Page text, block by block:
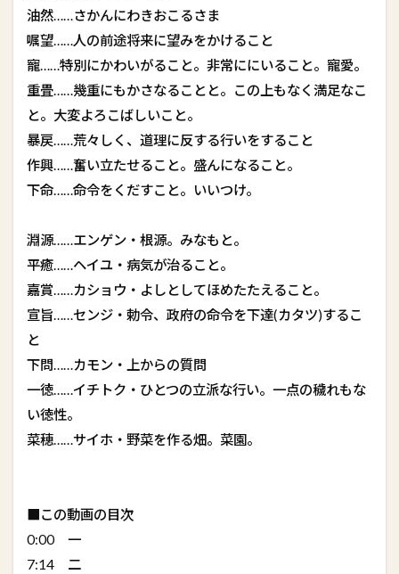
油然……さかんにわきおこるさま
嘱望……人の前途将来に望みをかけること
寵……特別にかわいがること。非常ににいること。寵愛。
重畳……幾重にもかさなることと。この上もなく満足なこ
と。大変よろこばしいこと。
暴戻……荒々しく、道理に反する行いをすること
作興……奮い立たせること。盛んになること。
下命……命令をくだすこと。いいつけ。
淵源……エンゲン・根源。みなもと。
平癒……ヘイユ・病気が治ること。
嘉賞……カショウ・よしとしてほめたたえること。
宣旨……センジ・勅令、政府の命令を下達(カタツ)するこ
と
下問……カモン・上からの質問
一徳……イチトク・ひとつの立派な行い。一点の穢れもな
い徳性。
菜穂……サイホ・野菜を作る畑。菜園。
■この動画の目次
0:00 一
7:14 二